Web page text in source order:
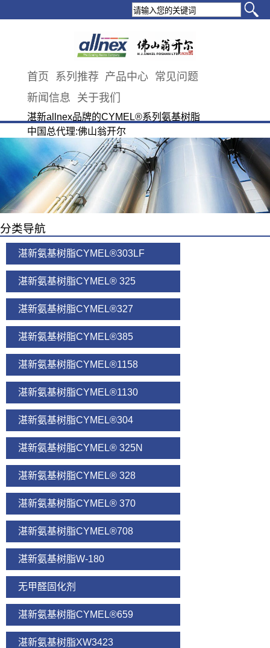
首页 系列推荐 产品中心 常见问题
新闻信息
关于我们
湛新allnex品牌的CYMEL®系列氨基树脂
中国总代理:佛山翁开尔
分类导航
湛新氨基树脂CYMEL®303LF
湛新氨基树脂CYMEL® 325
湛新氨基树脂CYMEL®327
湛新氨基树脂CYMEL®385
湛新氨基树脂CYMEL®1158
湛新氨基树脂CYMEL®1130
湛新氨基树脂CYMEL®304
湛新氨基树脂CYMEL® 325N
湛新氨基树脂CYMEL® 328
湛新氨基树脂CYMEL® 370
湛新氨基树脂CYMEL®708
湛新氨基树脂W-180
无甲醛固化剂
湛新氨基树脂CYMEL®659
湛新氨基树脂XW3423